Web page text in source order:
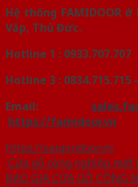
Hệ thống FAMIDOORở
Vấp, Thủ Đức.
Hotline 1 :
Hotline 3 : 0834.715.715
Email:
https://famidoor.vn
https://saigondoor.vn
Cửa gỗ công nghiệp mdf
BÁO GIÁ CỬA GỖ CÔNG